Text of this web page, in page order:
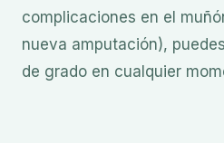
complicaciones en el
nueva amputación),
de grado en cualquier